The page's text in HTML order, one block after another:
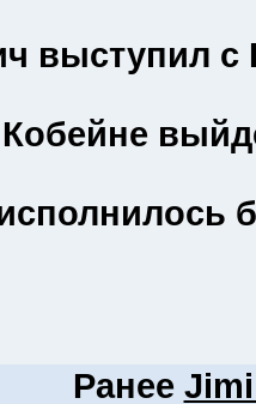
выступил
Ранее